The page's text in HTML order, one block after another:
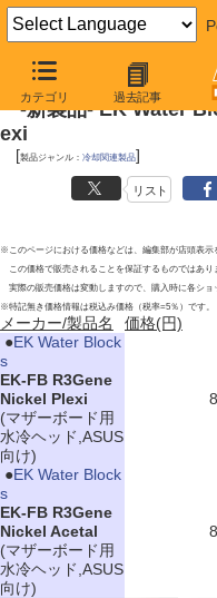
カテゴリ 過去記事
2010年10月30日号
-新製品- EK Water
exi
[製品ジャンル： 冷却関連製品]
リスト
※このページにおける価格などは、編集部が店頭表示
この価格で販売されることを保証するものではあり
実際の販売価格は変動しますので、購入時に各ショ
※特記無き価格情報は税込み価格（税率=5％）です。
メーカー/製品名 価格(円)
●EK Water Block
s
EK-FB R3Gene
Nickel Plexi
(マザーボード用
水冷ヘッド,ASUS
向け)
●EK Water Block
s
EK-FB R3Gene
Nickel Acetal
(マザーボード用
水冷ヘッド,ASUS
向け)